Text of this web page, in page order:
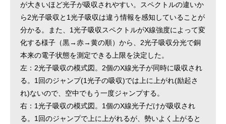
が大きいほど光子が吸収されやすい。スペクトルの違いか
ら2光子吸収と1光子吸収は違う情報を感知していることが
分かる。また、1光子吸収スペクトルがX線強度によって変
化する様子（黒→赤→黄の順）から、2光子吸収分光で銅
本来の電子状態を測定できる上限を決定した。
左：2光子吸収の模式図。2個のX線光子が同時に吸収され
る。1回のジャンプ(1光子の吸収)では上に上がれ(励起さ
れ)ないので、空中でもう一度ジャンプする。
右：1光子吸収の模式図。1個のX線光子だけが吸収され
る。1回のジャンプで上に上がれるが、勢いよく上がると